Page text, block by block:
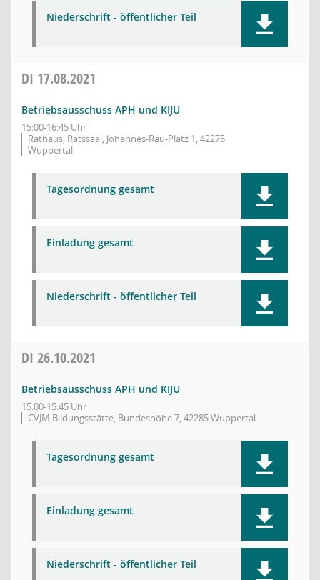
Niederschrift - öffentlicher Teil
DI 17.08.2021
Betriebsausschuss APH und KIJU
15:00-16:45 Uhr
Rathaus, Ratssaal, Johannes-Rau-Platz 1, 42275
Wuppertal
Tagesordnung gesamt
Einladung gesamt
Niederschrift - öffentlicher Teil
DI 26.10.2021
Betriebsausschuss APH und KIJU
15:00-15:45 Uhr
CVJM Bildungsstätte, Bundeshöhe 7, 42285 Wuppertal
Tagesordnung gesamt
Einladung gesamt
Niederschrift - öffentlicher Teil